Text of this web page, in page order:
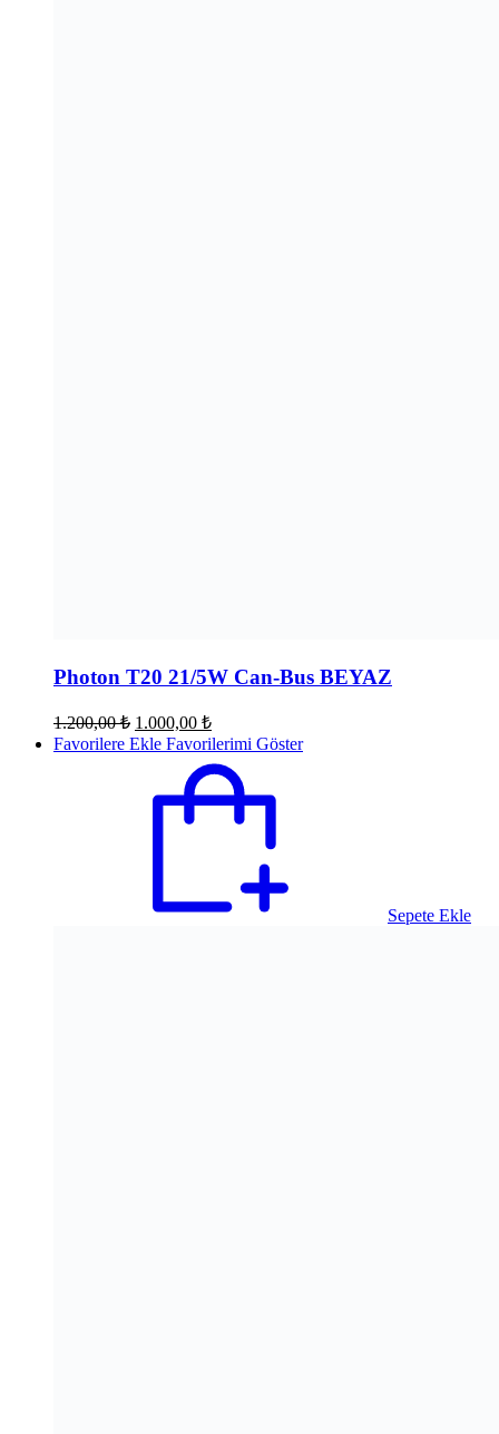
Photon T20 21/5W Can-Bus BEYAZ
1.200,00₺ Orijinal
fiyat:
1.200,00 ₺.
1.000,00 ₺Şu
andaki
fiyat:
1.000,00 ₺.
Favorilere Ekle Favorilerimi Göster
Sepete Ekle